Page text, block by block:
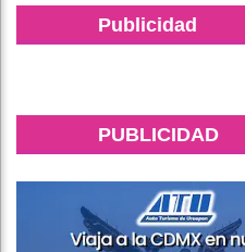
Publicidad
PUBLICIDAD